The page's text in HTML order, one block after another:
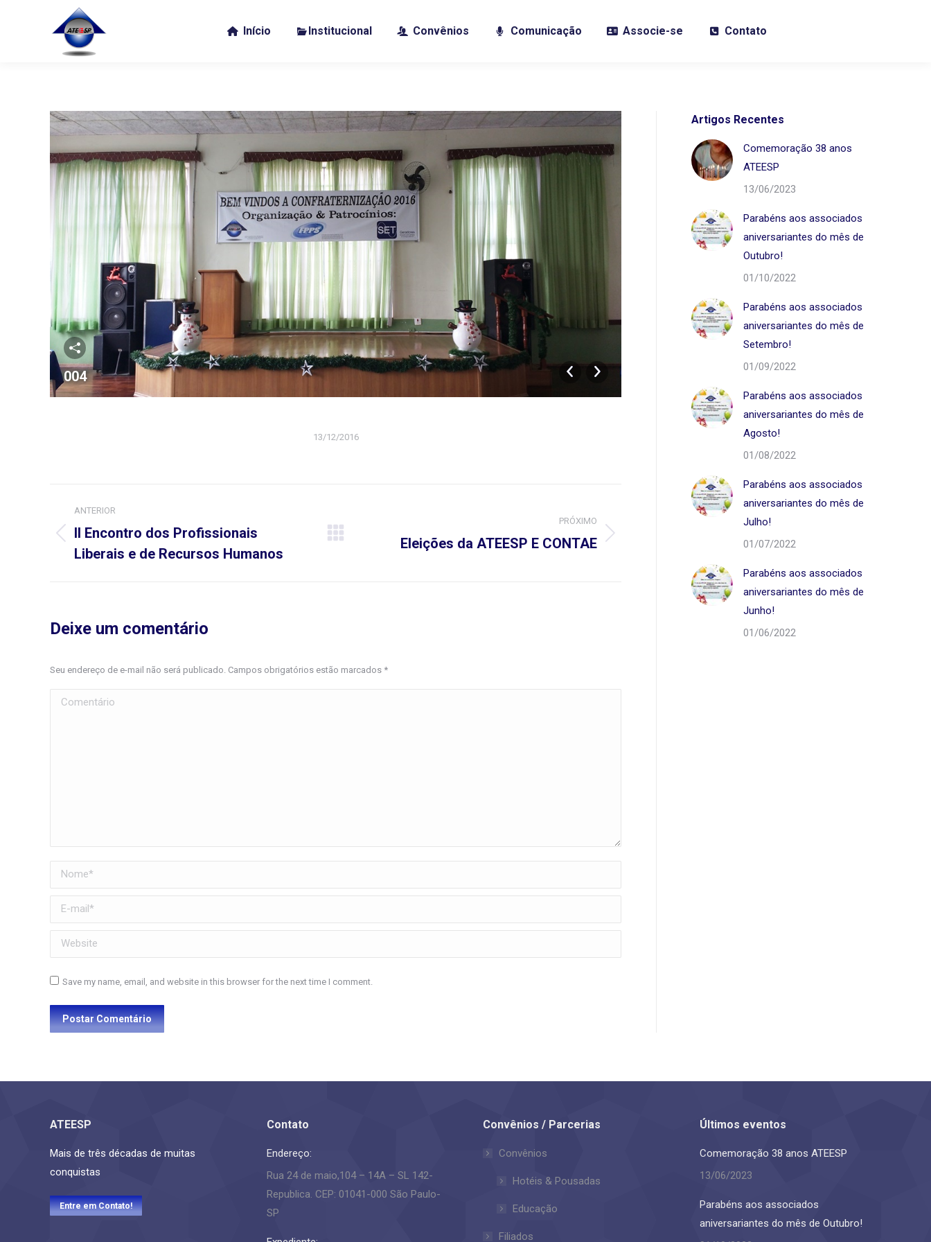
Início Institucional Convênios Comunicação Associe-se Contato
004
13/12/2016
do
Álbum
ANTERIOR
Álbum
anterior:
II Encontro dos Profissionais
Liberais e de Recursos Humanos
PRÓXIMO
PróximoEleições da ATEESP E CONTAE
Deixe um comentário
Seu endereço de e-mail não será publicado. Campos obrigatórios estão marcados *
Comentário
Nome *
E-mail *
Website
Save my name, email, and website in this browser for the next time I comment.
Postar Comentário
Artigos Recentes
Comemoração 38 anos
ATEESP
13/06/2023
Parabéns aos associados
aniversariantes do mês de
Outubro!
01/10/2022
Parabéns aos associados
aniversariantes do mês de
Setembro!
01/09/2022
Parabéns aos associados
aniversariantes do mês de
Agosto!
01/08/2022
Parabéns aos associados
aniversariantes do mês de
Julho!
01/07/2022
Parabéns aos associados
aniversariantes do mês de
Junho!
01/06/2022
ATEESP
Mais de três décadas de muitas
conquistas
Entre em Contato!
Contato
Endereço:
Rua 24 de maio,104 – 14A – SL 142-
Republica. CEP: 01041-000 São Paulo-
SP
Convênios / Parcerias
Convênios
Hotéis & Pousadas
Educação
Filiados
Últimos eventos
Comemoração 38 anos ATEESP
13/06/2023
Parabéns aos associados
aniversariantes do mês de Outubro!